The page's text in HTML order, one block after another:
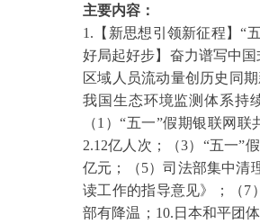
主要内容：
1.【新思想引领新征程】“
好局起好步】奋力谱写中
区域人员流动量创历史同
我国生态环境监测体系持
（1）“五一”假期银联网
2.12亿人次；（3）“五一”
亿元；（5）司法部集中清
读工作的指导意见》；（7
部有降温；10.日本和平团